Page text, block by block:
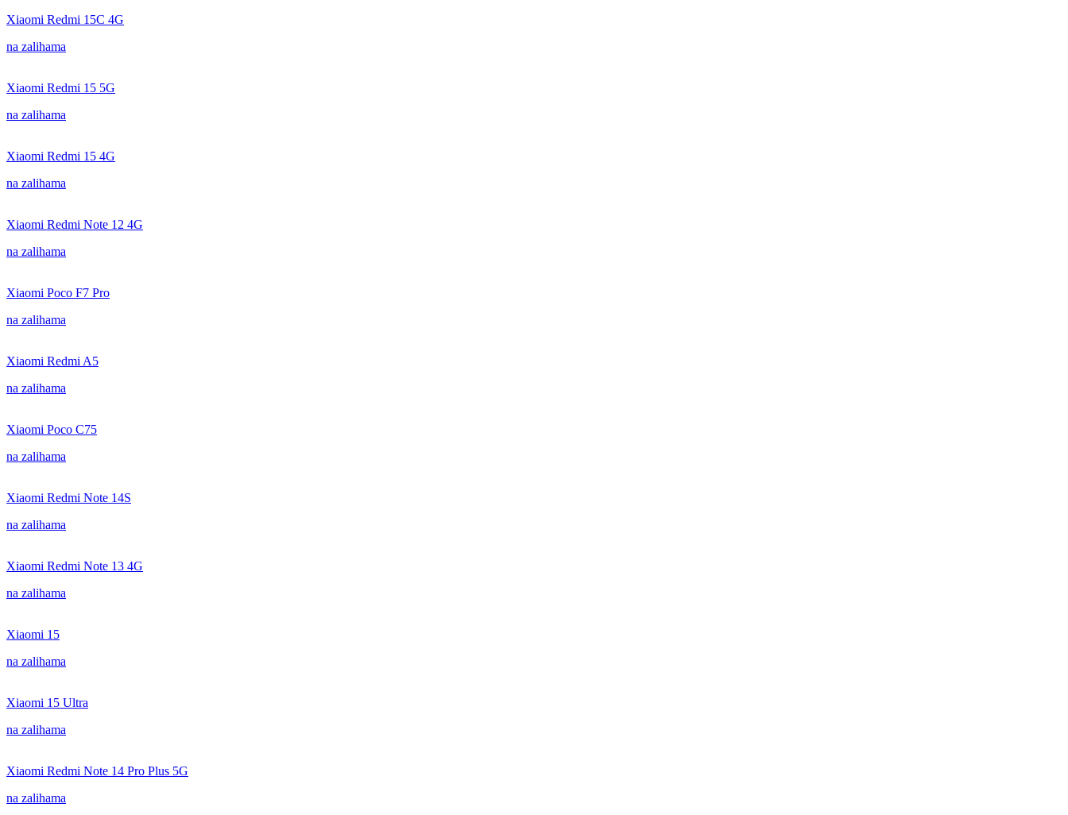
Xiaomi Redmi 15C 4G
na zalihama
Xiaomi Redmi 15 5G
na zalihama
Xiaomi Redmi 15 4G
na zalihama
Xiaomi Redmi Note 12 4G
na zalihama
Xiaomi Poco F7 Pro
na zalihama
Xiaomi Redmi A5
na zalihama
Xiaomi Poco C75
na zalihama
Xiaomi Redmi Note 14S
na zalihama
Xiaomi Redmi Note 13 4G
na zalihama
Xiaomi 15
na zalihama
Xiaomi 15 Ultra
na zalihama
Xiaomi Redmi Note 14 Pro Plus 5G
na zalihama